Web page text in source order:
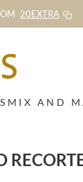
20EXTRA
MIX AND